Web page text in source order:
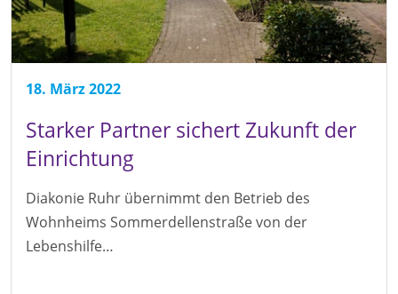
18. März 2022
Starker Partner sichert Zukunft der
Einrichtung
Diakonie Ruhr übernimmt den Betrieb des
Wohnheims Sommerdellenstraße von der
Lebenshilfe…